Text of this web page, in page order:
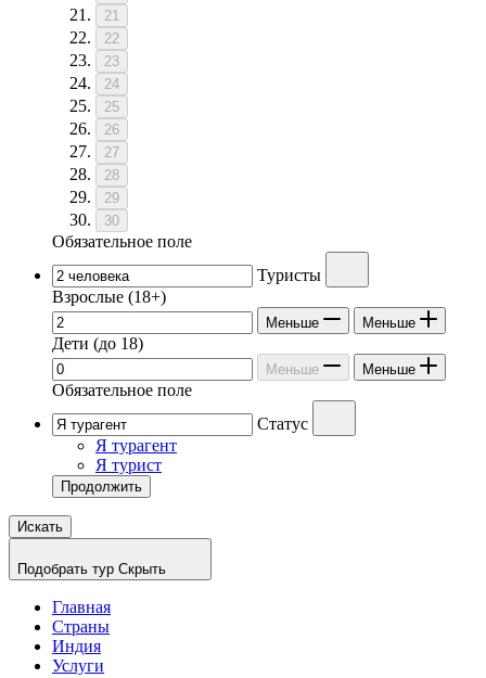
21
22
23
24
25
26
27
28
29
30
Обязательное поле
Туристы
Взрослые (18+)
Меньше Меньше
Дети (до 18)
Меньше Меньше
Обязательное поле
Статус
Я турагент
Я турист
Продолжить
Искать
Подобрать тур Скрыть
Главная
Страны
Индия
Услуги